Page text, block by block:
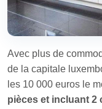
Avec plus de
de la capitale
les 10 000 euros le
pièces et incluant 2